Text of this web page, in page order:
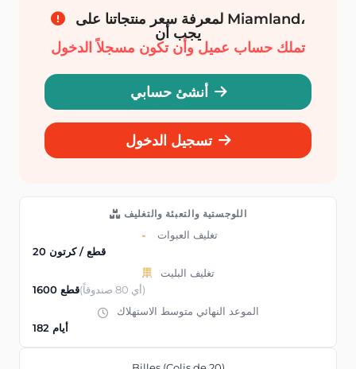
يجب أن
تملك حساب عميل وأن تكون مسجلاً الدخول
أنشئ حسابي
تسجيل الدخول
اللوجستية والتعبئة والتغليف
تغليف العبوات
20 قطع / كرتون
تغليف البليت
1600 قطع
(أي 80 صندوقاً)
الموعد النهائي متوسط ​​الاستهلاك
182 أيام